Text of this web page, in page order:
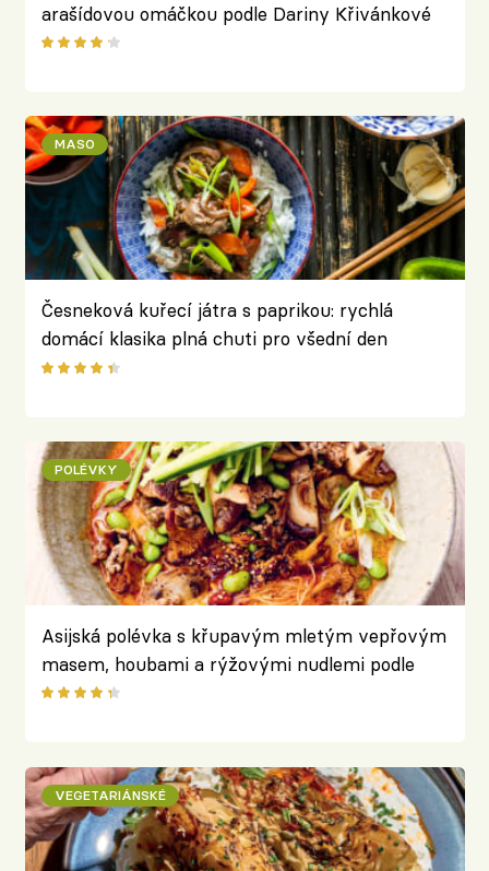
arašídovou omáčkou podle Dariny Křivánkové
MASO
Česneková kuřecí játra s paprikou: rychlá
domácí klasika plná chuti pro všední den
POLÉVKY
Asijská polévka s křupavým mletým vepřovým
masem, houbami a rýžovými nudlemi podle
Jamieho Olivera
VEGETARIÁNSKÉ